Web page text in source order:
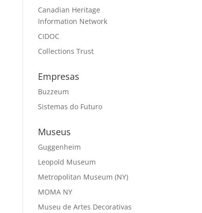
Canadian Heritage
Information Network
CIDOC
Collections Trust
Empresas
Buzzeum
Sistemas do Futuro
Museus
Guggenheim
Leopold Museum
Metropolitan Museum (NY)
MOMA NY
Museu de Artes Decorativas